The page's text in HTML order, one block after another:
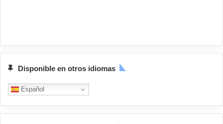
Disponible en otros idiomas
Español